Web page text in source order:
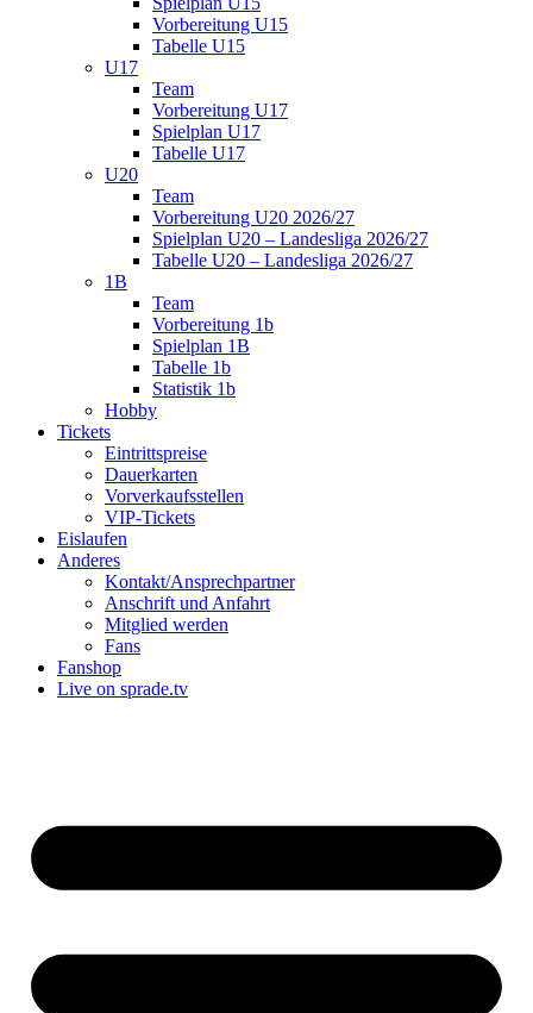
Vorbereitung U15
Tabelle U15
U17
Team
Vorbereitung U17
Spielplan U17
Tabelle U17
U20
Team
Vorbereitung U20 2026/27
Spielplan U20 – Landesliga 2026/27
Tabelle U20 – Landesliga 2026/27
1B
Team
Vorbereitung 1b
Spielplan 1B
Tabelle 1b
Statistik 1b
Hobby
Tickets
Eintrittspreise
Dauerkarten
Vorverkaufsstellen
VIP-Tickets
Eislaufen
Anderes
Kontakt/Ansprechpartner
Anschrift und Anfahrt
Mitglied werden
Fans
Fanshop
Live on sprade.tv